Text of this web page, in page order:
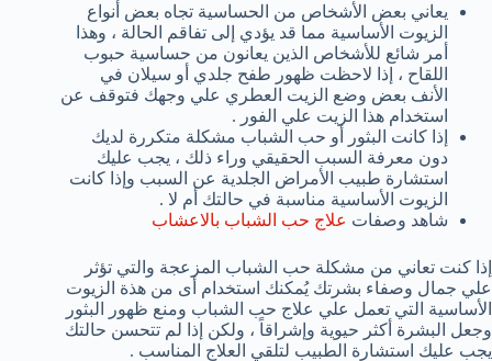
يعاني بعض الأشخاص من الحساسية تجاه بعض أنواع
الزيوت الأساسية مما قد يؤدي إلى تفاقم الحالة ، وهذا
أمر شائع للأشخاص الذين يعانون من حساسية حبوب
اللقاح ، إذا لاحظت ظهور طفح جلدي أو سيلان في
الأنف بعض وضع الزيت العطري علي وجهك فتوقف عن
استخدام هذا الزيت علي الفور .
إذا كانت البثور أو حب الشباب مشكلة متكررة لديك
دون معرفة السبب الحقيقي وراء ذلك ، يجب عليك
استشارة طبيب الأمراض الجلدية عن السبب وإذا كانت
الزيوت الأساسية مناسبة في حالتك أم لا .
شاهد وصفات علاج حب الشباب بالاعشاب
إذا كنت تعاني من مشكلة حب الشباب المزعجة والتي تؤثر
علي جمال وصفاء بشرتك يُمكنك استخدام أى من هذة الزيوت
الأساسية التي تعمل علي علاج حب الشباب ومنع ظهور البثور
وجعل البشرة أكثر حيوية وإشراقاً ، ولكن إذا لم تتحسن حالتك
يجب عليك استشارة الطبيب لتلقي العلاج المناسب .